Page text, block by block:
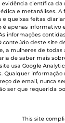
científica
e metanálises.
e queixas feitas
apenas informativo
informações
conteúdo deste site
a mulheres de todas
de saber mais
usa Google
Qualquer informação
de email, nunca
ser que requerida
This site